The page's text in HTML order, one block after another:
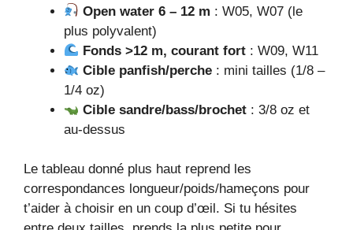
Open water 6 – 12 m : W05, W07 (le
plus polyvalent)
Fonds >12 m, courant fort : W09, W11
Cible panfish/perche : mini tailles (1/8 –
1/4 oz)
Cible sandre/bass/brochet : 3/8 oz et
au-dessus
Le tableau donné plus haut reprend les
correspondances longueur/poids/hameçons pour
t’aider à choisir en un coup d’œil. Si tu hésites